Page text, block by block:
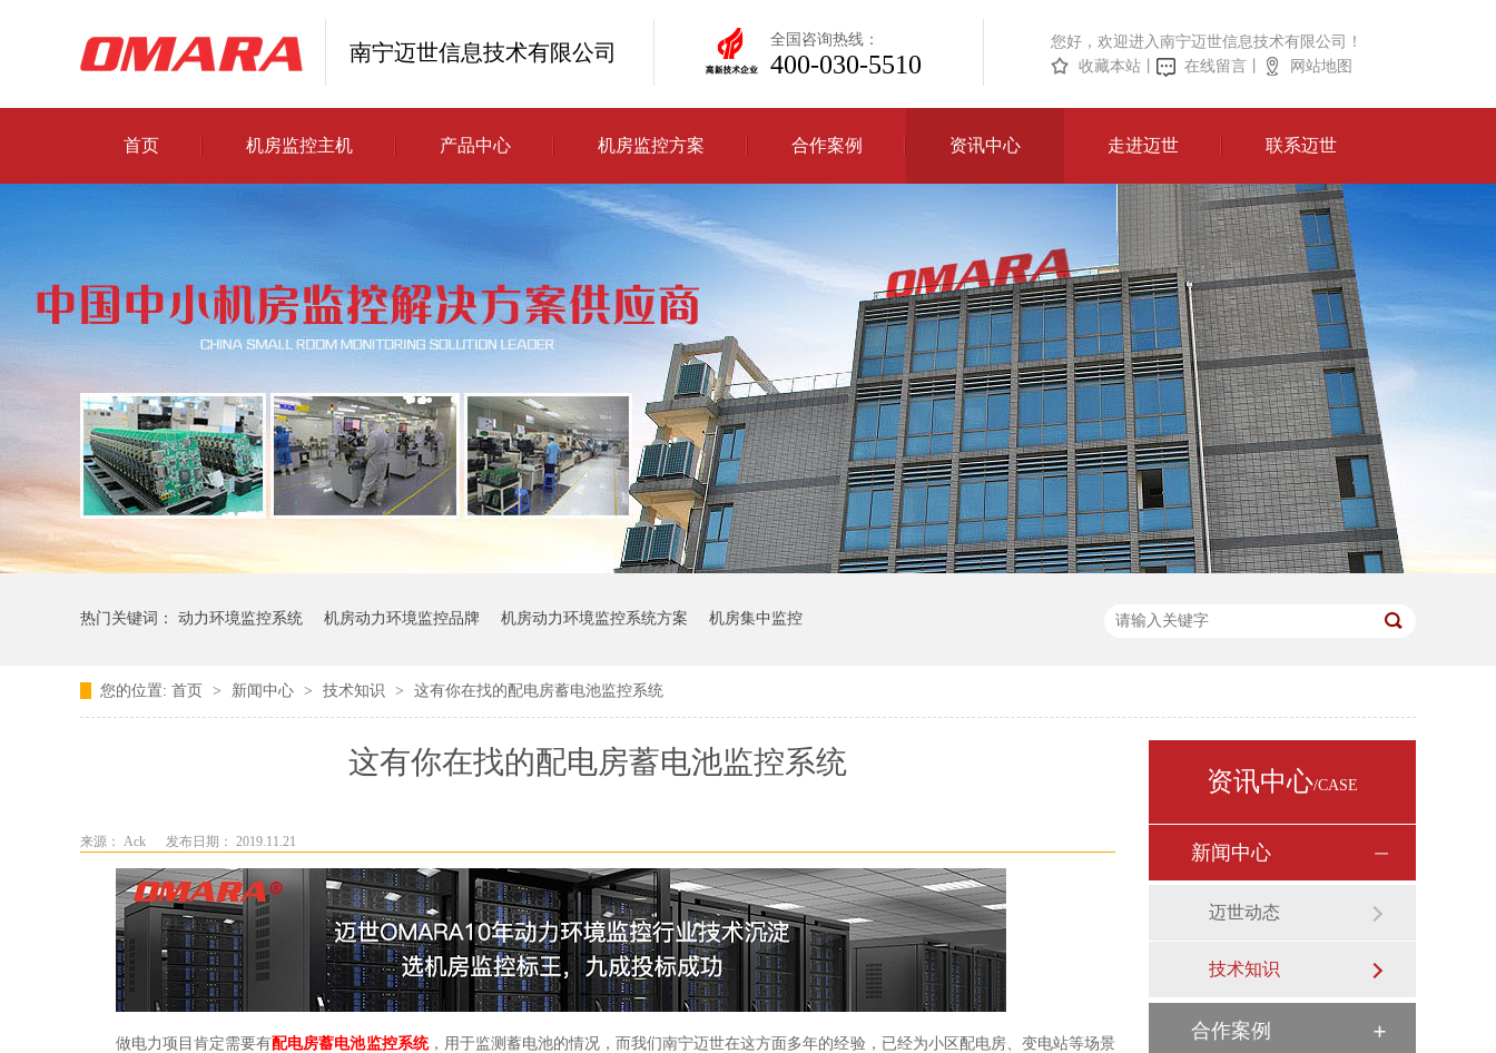
南宁迈世信息技术有限公司
全国咨询热线：
400-030-5510
您好，欢迎进入南宁迈世信息技术有限公司！
收藏本站
在线留言 网站地图
首页 机房监控主机 产品中心 机房监控方案 合作案例 资讯中心 走进迈世 联系迈世
热门关键词： 动力环境监控系统 机房动力环境监控品牌 机房动力环境监控系统方案 机房集中监控
您的位置: 首页 > 新闻中心 > 技术知识 > 这有你在找的配电房蓄电池监控系统
这有你在找的配电房蓄电池监控系统
来源： Ack 发布日期： 2019.11.21
做电力项目肯定需要有配电房蓄电池监控系统，用于监测蓄电池的情况，而我们南宁迈世在这方面多年的经验，已经为小区配电房、变电站等场景
资讯中心/CASE
新闻中心
迈世动态
技术知识
合作案例